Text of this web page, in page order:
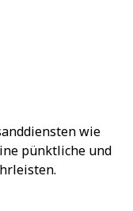
wie
pünktliche und